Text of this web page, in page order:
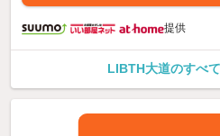
提供
LIBTH大道のすべ